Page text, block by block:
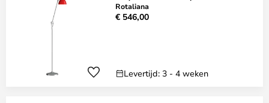
Rotaliana
€ 546,00
Levertijd: 3 - 4 weken